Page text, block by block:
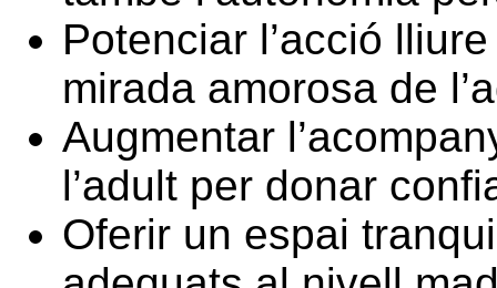
Potenciar l’acció
mirada amorosa de
Augmentar
l’adult per donar
Oferir un espai